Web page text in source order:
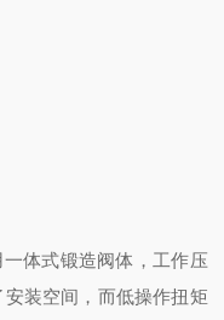
体式锻造阀体，工作压
装空间，而低操作扭矩